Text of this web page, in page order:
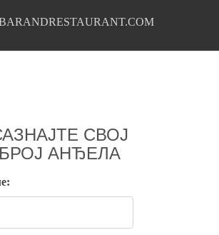
СВОЈ
БРОЈ АНЂЕЛА